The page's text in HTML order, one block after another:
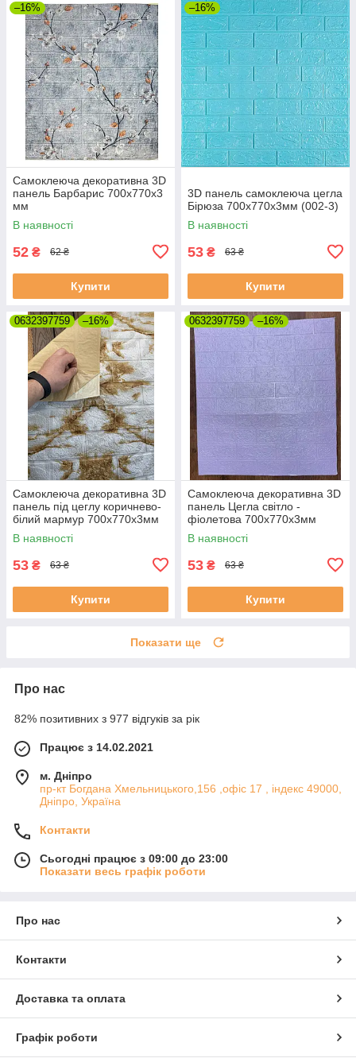
–16%
Самоклеюча декоративна 3D
панель Барбарис 700x770x3
мм
В наявності
52 ₴ 62 ₴
Купити
–16%
3D панель самоклеюча цегла
Бірюза 700х770х3мм (002-3)
В наявності
53 ₴ 63 ₴
Купити
0632397759 –16%
Самоклеюча декоративна 3D
панель під цеглу коричнево-
білий мармур 700x770x3мм
096-3
В наявності
53 ₴ 63 ₴
Купити
0632397759 –16%
Самоклеюча декоративна 3D
панель Цегла світло -
фіолетова 700х770х3мм
В наявності
53 ₴ 63 ₴
Купити
Показати ще
Про нас
82% позитивних з 977 відгуків за рік
Працює з 14.02.2021
м. Дніпро
пр-кт Богдана Хмельницького,156 ,офіс 17 , індекс 49000,
Дніпро, Україна
Контакти
Сьогодні працює з 09:00 до 23:00
Показати весь графік роботи
Про нас
Контакти
Доставка та оплата
Графік роботи